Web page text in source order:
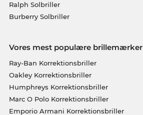
Ralph Solbriller
Burberry Solbriller
Vores mest populære brillemærker
Ray-Ban Korrektionsbriller
Oakley Korrektionsbriller
Humphreys Korrektionsbriller
Marc O Polo Korrektionsbriller
Emporio Armani Korrektionsbriller